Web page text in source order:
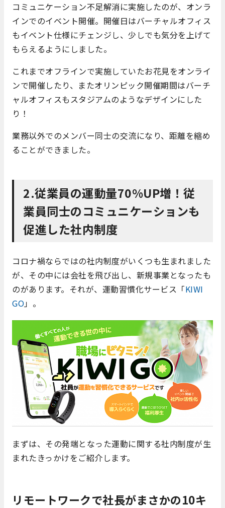
コミュニケーション不足解消に実施したのが、オンラ
インでのイベント開催。開催日はバーチャルオフィス
もイベント仕様にチェンジし、少しでも気分を上げて
もらえるようにしました。
これまでオフラインで実施していたお花見をオンライ
ンで開催したり、またオリンピック開催期間はバーチ
ャルオフィスもスタジアムのようなデザインにした
り！
業務以外でのメンバー同士の交流になり、距離を縮め
ることができました。
2.従業員の運動量70%UP増！従
業員同士のコミュニケーションも
促進した社内制度
コロナ禍ならではの社内制度がいくつも生まれました
が、その中には会社を飛び出し、新規事業となったも
のがあります。それが、運動習慣化サービス「KIWI
GO」。
まずは、その発端となった運動に関する社内制度が生
まれたきっかけをご紹介します。
リモートワークで社長がまさかの10キ